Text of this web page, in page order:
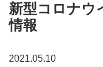
新型コロナウ
情報
2021.05.10